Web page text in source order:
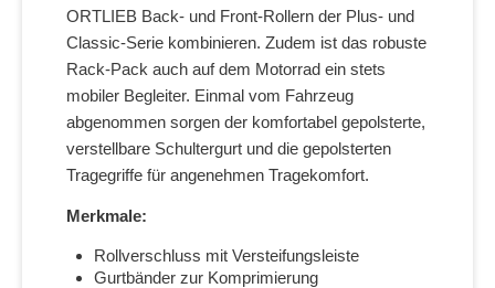
ORTLIEB Back- und Front-Rollern der Plus- und
Classic-Serie kombinieren. Zudem ist das robuste
Rack-Pack auch auf dem Motorrad ein stets
mobiler Begleiter. Einmal vom Fahrzeug
abgenommen sorgen der komfortabel gepolsterte,
verstellbare Schultergurt und die gepolsterten
Tragegriffe für angenehmen Tragekomfort.
Merkmale:
Rollverschluss mit Versteifungsleiste
Gurtbänder zur Komprimierung